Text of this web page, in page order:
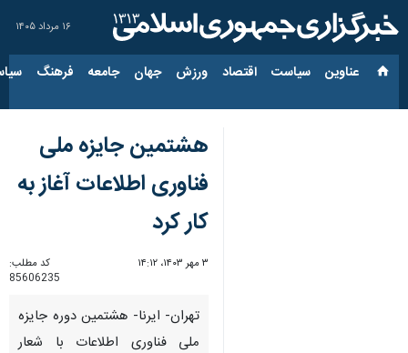
۱۶ مرداد ۱۴۰۵
عناوین‌ سیاست اقتصاد ورزش جهان جامعه فرهنگ
هشتمین جایزه ملی
فناوری اطلاعات آغاز به
کار کرد
۳ مهر ۱۴۰۳، ۱۴:۱۲
کد مطلب:
85606235
تهران- ایرنا- هشتمین دوره جایزه
ملی فناوری اطلاعات با شعار